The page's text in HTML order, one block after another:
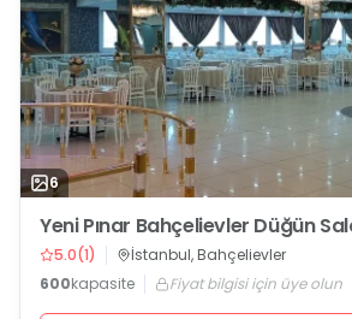
6
Yeni Pınar Bahçelievler Düğün
5.0(1)
İstanbul, Bahçelievler
600kapasite Fiyat bilgisi için üye olun